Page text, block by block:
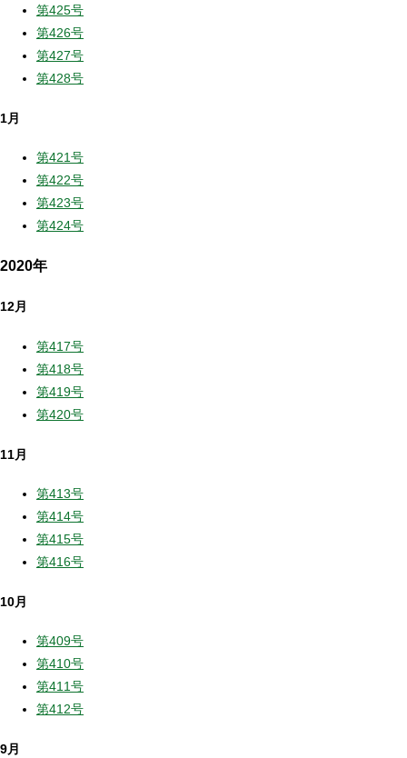
第425号
第426号
第427号
第428号
1月
第421号
第422号
第423号
第424号
2020年
12月
第417号
第418号
第419号
第420号
11月
第413号
第414号
第415号
第416号
10月
第409号
第410号
第411号
第412号
9月